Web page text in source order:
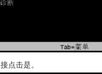
点击是。